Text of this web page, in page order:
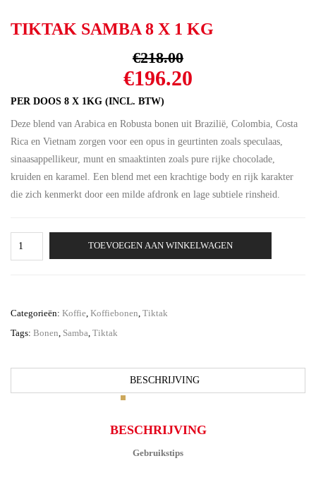
TIKTAK SAMBA 8 X 1 KG
€218.00
Oorspronkelijke
prijs
was:
€218.00.
€196.20
is:
€196.20.
PER DOOS 8 X 1KG (INCL. BTW)
Deze blend van Arabica en Robusta bonen uit Brazilië, Colombia, Costa
Rica en Vietnam zorgen voor een opus in geurtinten zoals speculaas,
sinaasappellikeur, munt en smaaktinten zoals pure rijke chocolade,
kruiden en karamel. Een blend met een krachtige body en rijk karakter
die zich kenmerkt door een milde afdronk en lage subtiele rinsheid.
Samba
kg
TOEVOEGEN AAN WINKELWAGEN
Categorieën: Koffie, Koffiebonen, Tiktak
Tags: Bonen, Samba, Tiktak
BESCHRIJVING
BESCHRIJVING
Gebruikstips